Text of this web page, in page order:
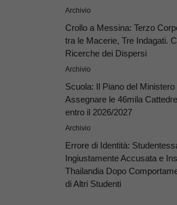
Archivio
Crollo a Messina: Terzo
tra le Macerie, Tre Indagati.
Ricerche dei Dispersi
Archivio
Scuola: Il Piano del Ministero
Assegnare le 46mila
entro il 2026/2027
Archivio
Errore di Identità:
Ingiustamente Accusata e
Thailandia Dopo
di Altri Studenti